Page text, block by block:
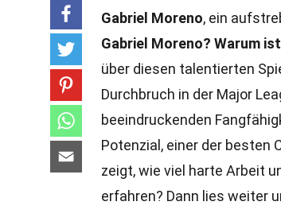
Gabriel Moreno, ein
Gabriel Moreno? Warum
über diesen talentierten
Durchbruch in der Major
beeindruckenden
Potenzial, einer der besten
zeigt, wie viel harte Arbeit
erfahren? Dann lies weiter